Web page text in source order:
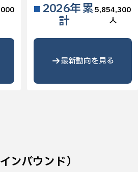
2026年 累
計
5,854,300
人
最新動向を見る
ンバウンド）